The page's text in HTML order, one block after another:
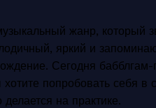
жанр, который
яркий и
Сегодня
попробовать себя в
на практике.